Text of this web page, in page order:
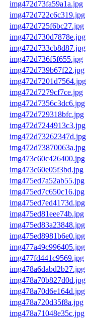
img472d73fa59a1a.jpg
img472d722c6c319.jpg
img472d725f6bc27.jpg
img472d730d7878e.jpg
img472d733cb8d87.jpg
img472d736f5f655.jpg
img472d739b67f22.jpg
img472d7201d7564.jpg
img472d7279cf7ce.jpg
img472d7356c3dc6.jpg
img472d729318bfc.jpg
img472d7244913c3.jpg
img472d73262347d.jpg
img472d73870063a.jpg
img473c60c426400.jpg
img473c60e05f3bd.jpg
img475ed7a52ab55.jpg
img475ed7c650c16.jpg
img475ed7ed4173d.jpg
img475ed81eee74b.jpg
img475ed83a23848.jpg
img475ed8981b6e0.jpg
img477a49c996405.jpg
img477fd441c9569.jpg
img478a6dabd2b27.jpg
img478a70b827d0d.jpg
img478a70d6e164d.jpg
img478a720d35f8a.jpg
img478a71048e35c.jpg